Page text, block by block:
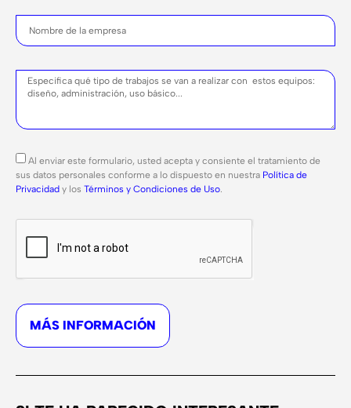
Al enviar este formulario, usted acepta y consiente el tratamiento de
sus datos personales conforme a lo dispuesto en nuestra Política de
Privacidad y los Términos y Condiciones de Uso
MÁS INFORMACIÓN